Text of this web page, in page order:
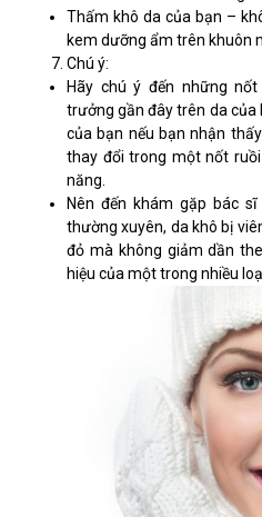
Thấm khô da của bạn –
kem dưỡng ẩm trên khuôn
Chú ý:
Hãy chú ý đến những
trưởng gần đây trên da của
của bạn nếu bạn nhận
thay đổi trong một nốt
năng.
Nên đến khám gặp bác
thường xuyên, da khô bị
đỏ mà không giảm dần
hiệu của một trong nhiều